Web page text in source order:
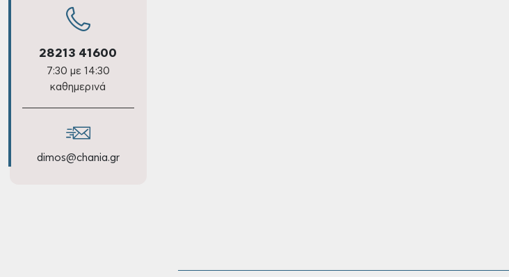
28213 41600
7:30 με 14:30
καθημερινά
dimos@chania.gr